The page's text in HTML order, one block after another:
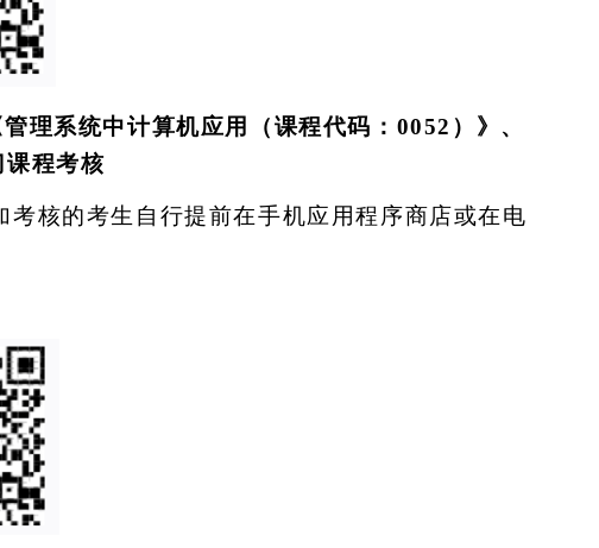
理系统中计算机应用（课程代码：0052）》、
课程考核
考核的考生自行提前在手机应用程序商店或在电